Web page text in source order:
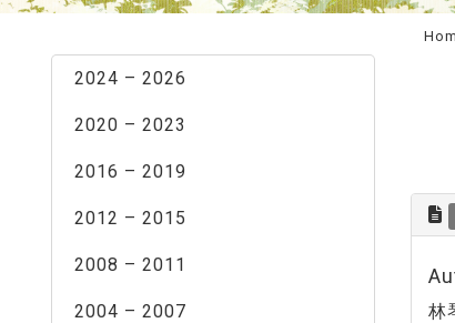
2024 – 2026
2020 – 2023
2016 – 2019
2012 – 2015
2008 – 2011
2004 – 2007
林